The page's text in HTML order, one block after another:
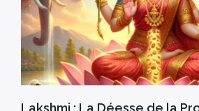
Lakshmi : La Déesse de la